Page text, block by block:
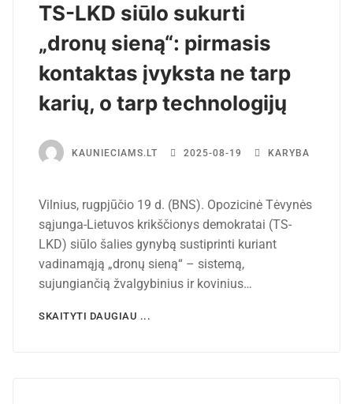
TS-LKD siūlo sukurti
„dronų sieną“: pirmasis
kontaktas įvyksta ne tarp
karių, o tarp technologijų
KAUNIECIAMS.LT 2025-08-19 KARYBA
Vilnius, rugpjūčio 19 d. (BNS). Opozicinė Tėvynės
sąjunga-Lietuvos krikščionys demokratai (TS-
LKD) siūlo šalies gynybą sustiprinti kuriant
vadinamąją „dronų sieną“ – sistemą,
sujungiančią žvalgybinius ir kovinius…
SKAITYTI DAUGIAU ...